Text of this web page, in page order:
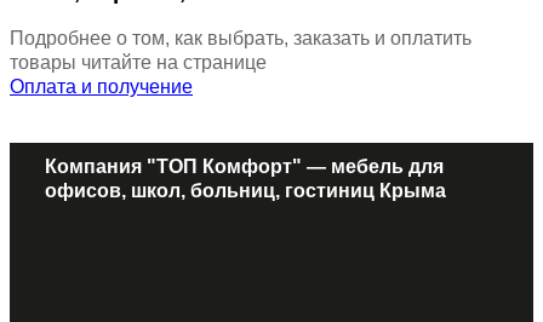
Подробнее о том, как выбрать, заказать и оплатить
товары читайте на странице
Оплата и получение
Компания "ТОП Комфорт" — мебель для
офисов, школ, больниц, гостиниц Крыма